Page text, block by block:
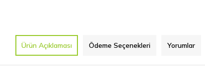
Ürün Açıklaması Ödeme Seçenekleri Yorumlar